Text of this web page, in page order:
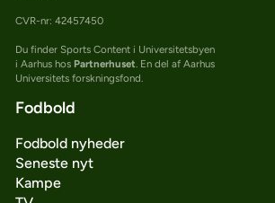
CVR-nr: 42457450
Du finder Sports Content i Universitetsbyen
i Aarhus hos Partnerhuset. En del af Aarhus
Universitets forskningsfond.
Fodbold
Fodbold nyheder
Seneste nyt
Kampe